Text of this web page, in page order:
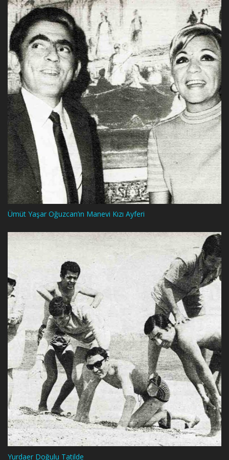
Ümüt Yaşar Oğuzcan’ın Manevi Kızı Ayferi
Yurdaer Doğulu Tatilde